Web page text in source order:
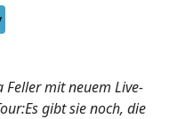
mit neuem Live-
gibt sie noch, die